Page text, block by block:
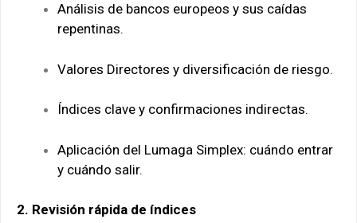
Análisis de bancos europeos y sus caídas
repentinas.
Valores Directores y diversificación de riesgo.
Índices clave y confirmaciones indirectas.
Aplicación del Lumaga Simplex: cuándo entrar
y cuándo salir.
2. Revisión rápida de índices